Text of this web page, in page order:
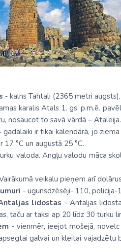
- kalns Tahtali (2365 metri
karalis Atals 1. gs. p.m.ē.
nosaucot to savā vārdā – Ataleija.
ir tikai kalendārā, jo
°C un augustā 25 °C.
valoda. Angļu valodu māca
veikalu pieņem arī
- ugunsdzēsēji- 110,
lidostas - Antaljas
taču ar taksi ap 20 līdz 30 turku
- vienmēr, ieejot mošejā,
galvai un kleitai